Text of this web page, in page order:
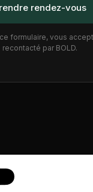
formulaire, vous
recontacté par BOLD.